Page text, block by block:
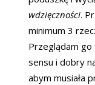
wdzięczności.
minimum 3
Przeglądam go
sensu i dobry
abym musiała